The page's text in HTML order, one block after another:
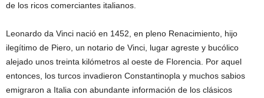
de los ricos comerciantes italianos.
Leonardo da Vinci nació en 1452, en pleno Renacimiento, hijo
ilegítimo de Piero, un notario de Vinci, lugar agreste y bucólico
alejado unos treinta kilómetros al oeste de Florencia. Por aquel
entonces, los turcos invadieron Constantinopla y muchos sabios
emigraron a Italia con abundante información de los clásicos